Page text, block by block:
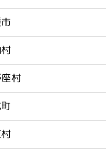
村